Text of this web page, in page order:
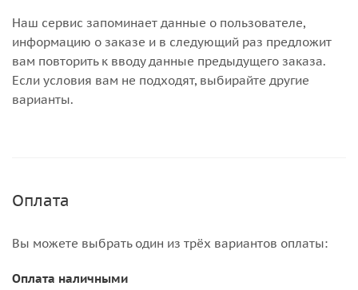
Наш сервис запоминает данные о пользователе,
информацию о заказе и в следующий раз предложит
вам повторить к вводу данные предыдущего заказа.
Если условия вам не подходят, выбирайте другие
варианты.
Оплата
Вы можете выбрать один из трёх вариантов оплаты:
Оплата наличными